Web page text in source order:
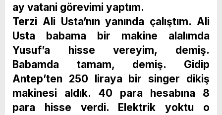
ay vatani görevimi yaptım.
Terzi Ali Usta’nın yanında çalıştım. Ali
Usta babama bir makine alalımda
Yusuf’a hisse vereyim, demiş.
Babamda tamam, demiş. Gidip
Antep’ten 250 liraya bir singer dikiş
makinesi aldık. 40 para hesabına 8
para hisse verdi. Elektrik yoktu o